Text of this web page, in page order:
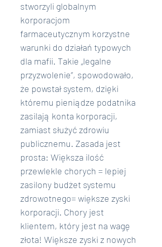
stworzyli globalnym
korporacjom
farmaceutycznym korzystne
warunki do działań typowych
dla mafii. Takie „legalne
przyzwolenie”, spowodowało,
że powstał system, dzięki
któremu pieniądze podatnika
zasilają konta korporacji,
zamiast służyć zdrowiu
publicznemu. Zasada jest
prosta: Większa ilość
przewlekle chorych = lepiej
zasilony budżet systemu
zdrowotnego= większe zyski
korporacji. Chory jest
klientem, który jest na wagę
złota! Większe zyski z nowych